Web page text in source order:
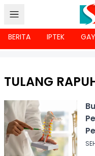
BERITA IPTEK
TULANG